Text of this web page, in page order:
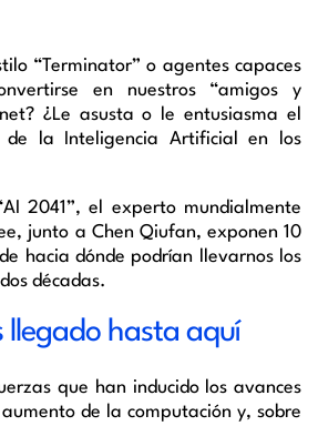
“Terminator” o agentes capaces
en nuestros “amigos y
¿Le asusta o le entusiasma el
de la Inteligencia Artificial en los
AI 2041”,el experto mundialmente
junto a Chen Qiufan, exponen 10
hacia dónde podrían llevarnos los
décadas.
llegado hasta aquí
que han inducido los avances
de la computación y, sobre